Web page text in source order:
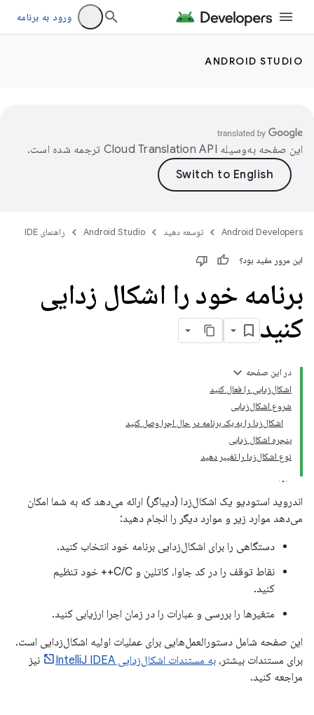
ورود به برنامه
ANDROID STUDIO
این صفحه به‌وسیله ترجمه شده است.
Android Developers توسعه دهید Android Studio راهنمای IDE
این مرور مفید بود؟
برنامه خود را اشکال زدایی
کنید
در این صفحه
اشکال‌زدایی را فعال کنید
شروع اشکال‌زدایی
اشکال‌زدا را به یک برنامه در حال اجرا وصل کنید
پنجره اشکال زدایی
نوع اشکال‌زدا را تغییر دهید
اندروید استودیو یک اشکال‌زدا (دیباگر) ارائه می‌دهد که به شما امکان
می‌دهد موارد زیر و موارد دیگر را انجام دهید:
دستگاهی را برای اشکال‌زدایی برنامه خود انتخاب کنید.
نقاط توقف را در کد جاوا، کاتلین و C/C++ خود تنظیم
کنید.
متغیرها را بررسی و عبارات را در زمان اجرا ارزیابی کنید.
این صفحه شامل دستورالعمل‌هایی برای عملیات اولیه اشکال‌زدایی است.
برای مستندات بیشتر، به مستندات اشکال‌زدایی IntelliJ IDEA
نیز
مراجعه کنید.